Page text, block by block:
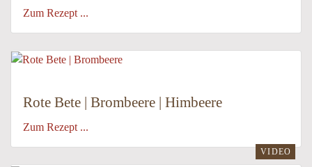
Zum Rezept ...
Rote Bete | Brombeere | Himbeere
Zum Rezept ...
VIDEO